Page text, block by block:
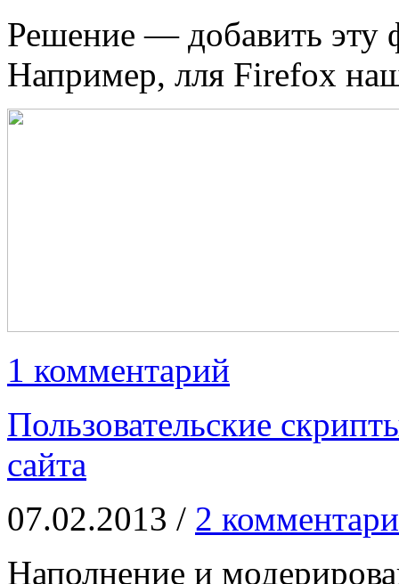
Решение — добавить эту
Например, лля Firefox
1 комментарий
Пользовательские
сайта
07.02.2013 / 2
Наполнение и